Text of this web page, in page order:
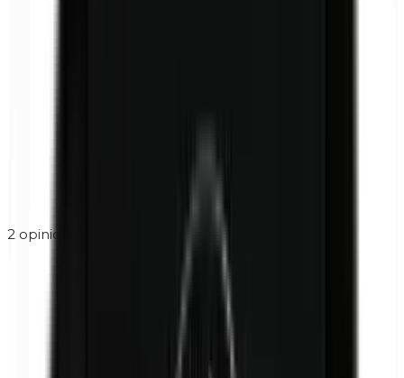
2 opiniones